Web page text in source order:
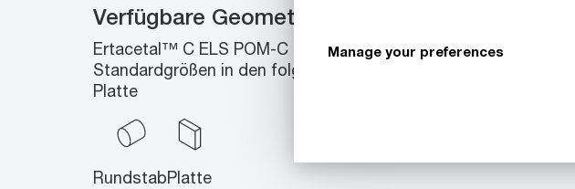
Manage your preferences
Verfügbare Geometrien
Ertacetal™ C ELS POM-C Halbzeuge schließen eine Reihe von
Standardgrößen in den folgenden Geometrien ein: Rundstab,
Platte
RundstabPlatte